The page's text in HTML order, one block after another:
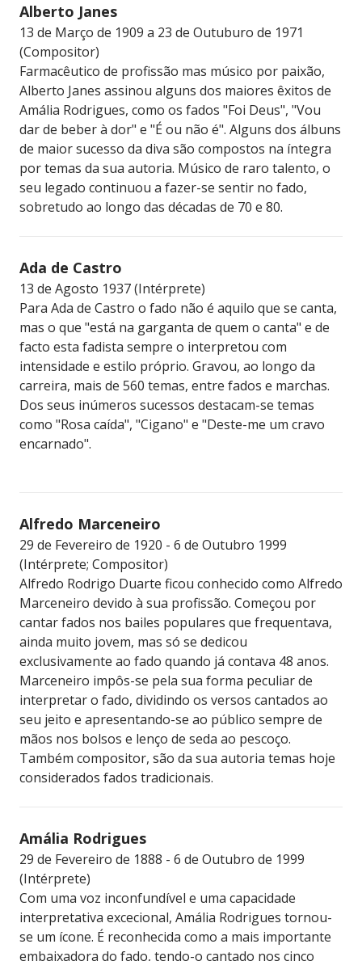
Alberto Janes
13 de Março de 1909 a 23 de Outuburo de 1971
(Compositor)
Farmacêutico de profissão mas músico por paixão,
Alberto Janes assinou alguns dos maiores êxitos de
Amália Rodrigues, como os fados "Foi Deus", "Vou
dar de beber à dor" e "É ou não é". Alguns dos álbuns
de maior sucesso da diva são compostos na íntegra
por temas da sua autoria. Músico de raro talento, o
seu legado continuou a fazer-se sentir no fado,
sobretudo ao longo das décadas de 70 e 80.
Ada de Castro
13 de Agosto 1937 (Intérprete)
Para Ada de Castro o fado não é aquilo que se canta,
mas o que "está na garganta de quem o canta" e de
facto esta fadista sempre o interpretou com
intensidade e estilo próprio. Gravou, ao longo da
carreira, mais de 560 temas, entre fados e marchas.
Dos seus inúmeros sucessos destacam-se temas
como "Rosa caída", "Cigano" e "Deste-me um cravo
encarnado".
Alfredo Marceneiro
29 de Fevereiro de 1920 - 6 de Outubro 1999
(Intérprete; Compositor)
Alfredo Rodrigo Duarte ficou conhecido como Alfredo
Marceneiro devido à sua profissão. Começou por
cantar fados nos bailes populares que frequentava,
ainda muito jovem, mas só se dedicou
exclusivamente ao fado quando já contava 48 anos.
Marceneiro impôs-se pela sua forma peculiar de
interpretar o fado, dividindo os versos cantados ao
seu jeito e apresentando-se ao público sempre de
mãos nos bolsos e lenço de seda ao pescoço.
Também compositor, são da sua autoria temas hoje
considerados fados tradicionais.
Amália Rodrigues
29 de Fevereiro de 1888 - 6 de Outubro de 1999
(Intérprete)
Com uma voz inconfundível e uma capacidade
interpretativa excecional, Amália Rodrigues tornou-
se um ícone. É reconhecida como a mais importante
embaixadora do fado, tendo-o cantado nos cinco